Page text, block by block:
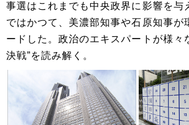
事選はこれまでも中央政界に影響を与
ではかつて、美濃部知事や石原知事が
ードした。政治のエキスパートが様々
決戦”を読み解く。